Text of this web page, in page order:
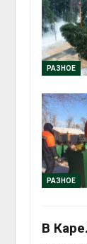
РАЗНОЕ
РАЗНОЕ
В